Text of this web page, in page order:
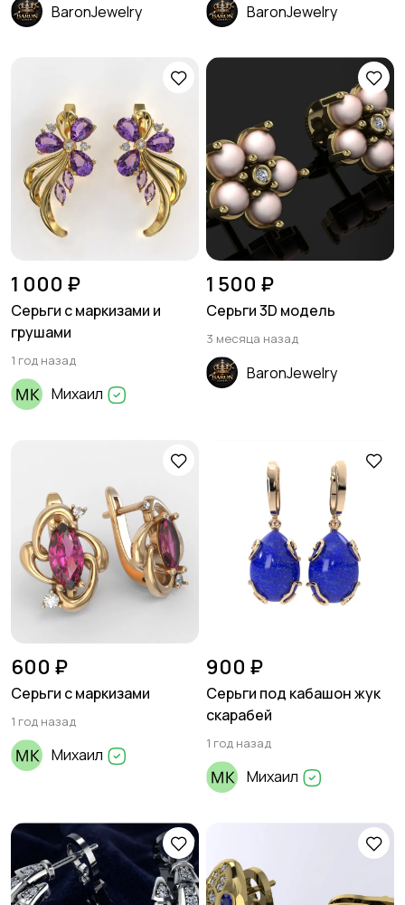
BaronJewelry BaronJewelry
1 000 ₽
Серьги с маркизами и
грушами
1 год назад
Михаил
1 500 ₽
Серьги 3D модель
3 месяца назад
BaronJewelry
600 ₽
Серьги с маркизами
1 год назад
Михаил
900 ₽
Серьги под кабашон жук
скарабей
1 год назад
Михаил